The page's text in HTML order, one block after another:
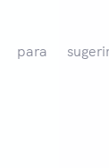
para